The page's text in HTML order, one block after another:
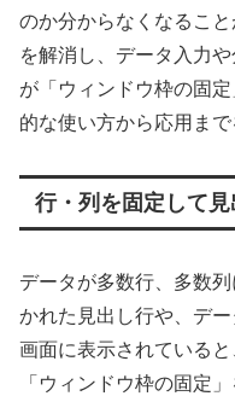
のか分からなくなるこ
を解消し、データ入力
が「ウィンドウ枠の固
的な使い方から応用まで
行・列を固定して
データが多数行、多数
かれた見出し行や、デ
画面に表示されている
「ウィンドウ枠の固定